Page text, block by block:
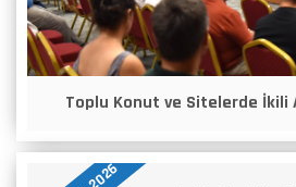
Toplu Konut ve Sitelerde İkili